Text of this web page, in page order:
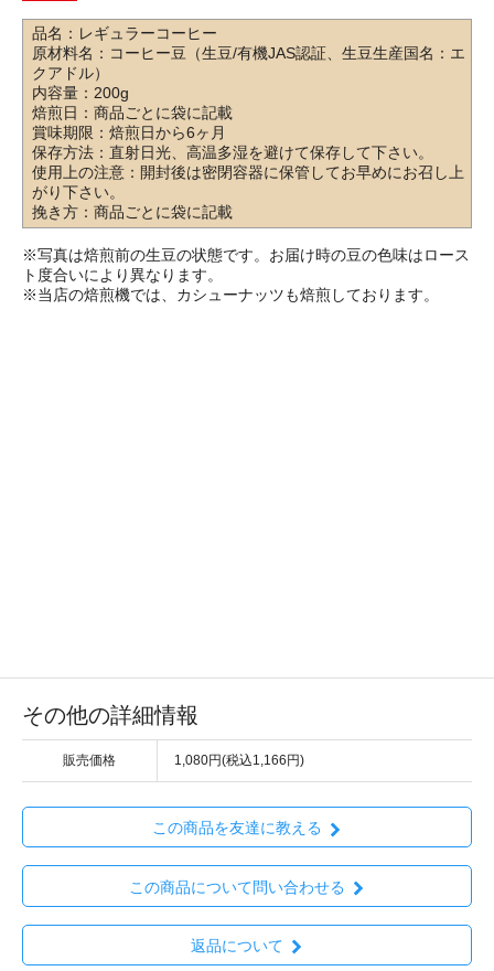
品名：レギュラーコーヒー
原材料名：コーヒー豆（生豆/有機JAS認証、生豆生産国名：エ
クアドル）
内容量：200g
焙煎日：商品ごとに袋に記載
賞味期限：焙煎日から6ヶ月
保存方法：直射日光、高温多湿を避けて保存して下さい。
使用上の注意：開封後は密閉容器に保管してお早めにお召し上
がり下さい。
挽き方：商品ごとに袋に記載
※写真は焙煎前の生豆の状態です。お届け時の豆の色味はロース
ト度合いにより異なります。
※当店の焙煎機では、カシューナッツも焙煎しております。
その他の詳細情報
販売価格 1,080円(税込1,166円)
この商品を友達に教える
この商品について問い合わせる
返品について